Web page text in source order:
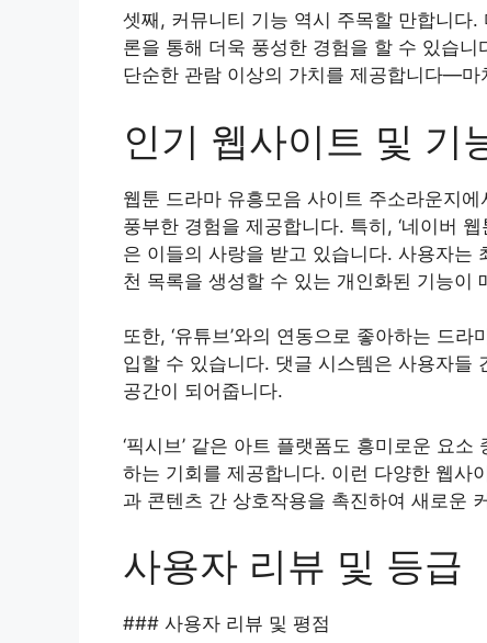
셋째, 커뮤니티 기능 역시 주목할 만합니다
론을 통해 더욱 풍성한 경험을 할 수 있습
단순한 관람 이상의 가치를 제공합니다—
인기 웹사이트 및 기
웹툰 드라마 유흥모음 사이트 주소라운지
풍부한 경험을 제공합니다. 특히, ‘네이버
은 이들의 사랑을 받고 있습니다. 사용자는
천 목록을 생성할 수 있는 개인화된 기능이
또한, ‘유튜브’와의 연동으로 좋아하는 드
입할 수 있습니다. 댓글 시스템은 사용자들
공간이 되어줍니다.
‘픽시브’ 같은 아트 플랫폼도 흥미로운 요
하는 기회를 제공합니다. 이런 다양한 웹사
과 콘텐츠 간 상호작용을 촉진하여 새로운
사용자 리뷰 및 등급
### 사용자 리뷰 및 평점